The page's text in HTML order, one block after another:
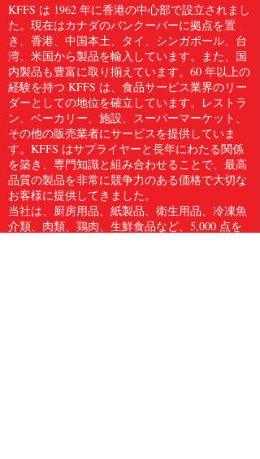
KFFS は 1962 年に香港の中心部で設立されまし
た。現在はカナダのバンクーバーに拠点を置
き、香港、中国本土、タイ、シンガポール、台
湾、米国から製品を輸入しています。また、国
内製品も豊富に取り揃えています。60 年以上の
経験を持つ KFFS は、食品サービス業界のリー
ダーとしての地位を確立しています。レストラ
ン、ベーカリー、施設、スーパーマーケット、
その他の販売業者にサービスを提供していま
す。KFFS はサプライヤーと長年にわたる関係
を築き、専門知識と組み合わせることで、最高
品質の製品を非常に競争力のある価格で大切な
お客様に提供してきました。
当社は、厨房用品、紙製品、衛生用品、冷凍魚
介類、肉類、鶏肉、生鮮食品など、5,000 点を